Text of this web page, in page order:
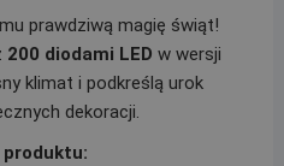
prawdziwą magię świąt!
200 diodami LED w wersji
klimat i podkreślą urok
dekoracji.